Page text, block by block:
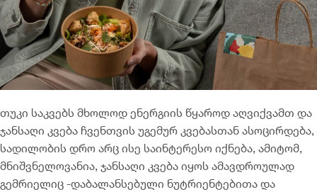
თუკი საკვებს მხოლოდ ენერგიის წყაროდ აღვიქვამთ და
ჯანსაღი კვება ჩვენთვის უგემურ კვებასთან ასოცირდება,
სადილობის დრო არც ისე საინტერესო იქნება, ამიტომ,
მნიშვნელოვანია, ჯანსაღი კვება იყოს ამავდროულად
გემრიელიც -დაბალანსებული ნუტრიენტებითა და